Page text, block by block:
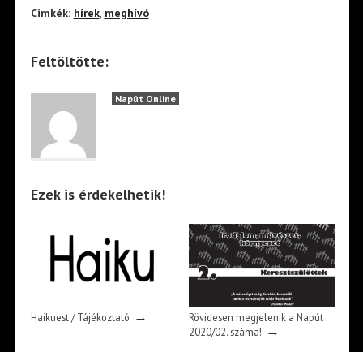
Cimkék: hírek, meghívó
Feltöltötte:
Napút Online
Ezek is érdekelhetik!
Haikuest / Tájékoztató →
Rövidesen megjelenik a Napút
2020/02. száma! →